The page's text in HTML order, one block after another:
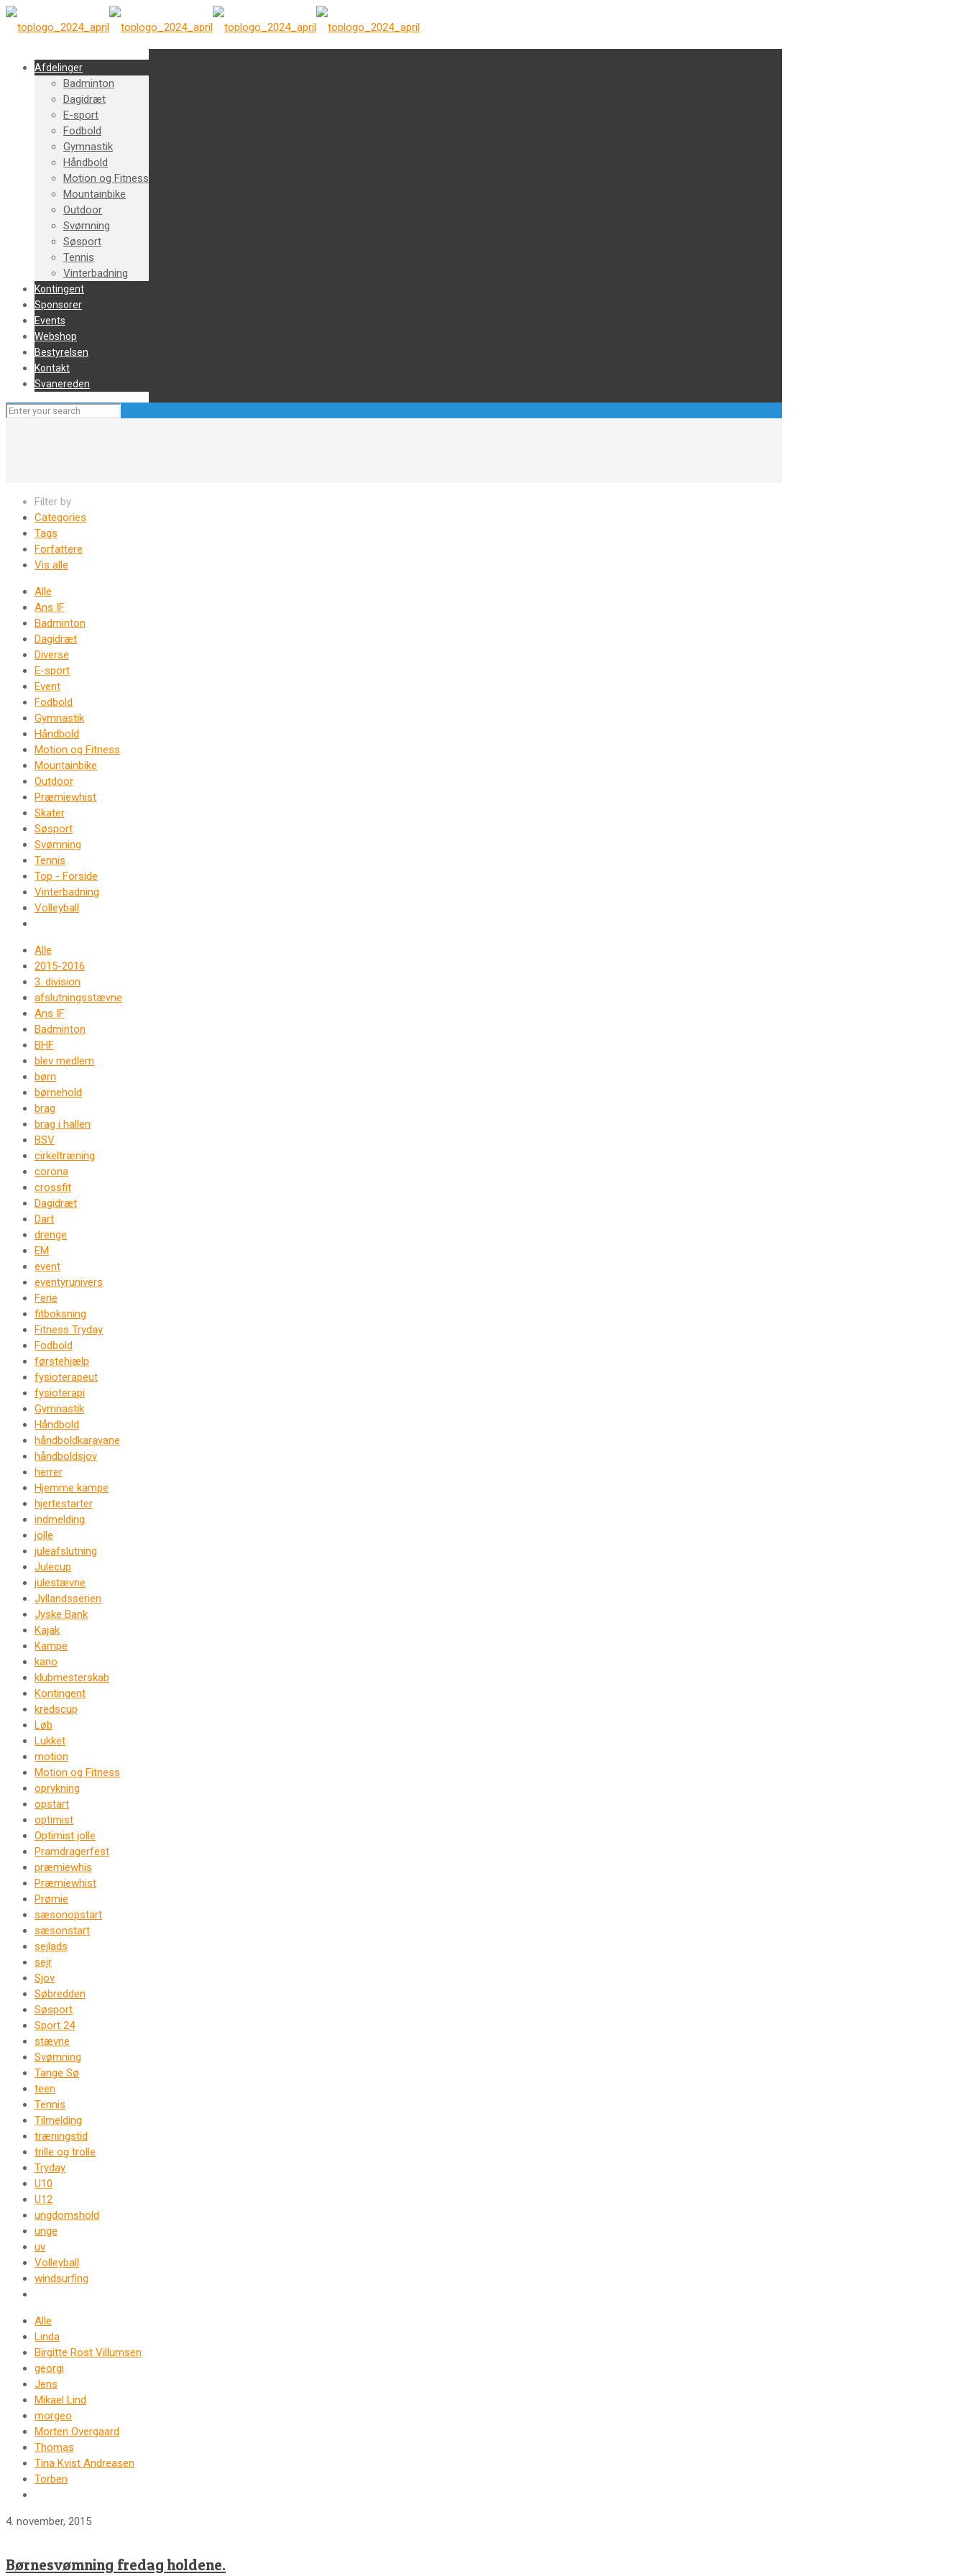
Afdelinger
Badminton
Dagidræt
E-sport
Fodbold
Gymnastik
Håndbold
Motion og Fitness
Mountainbike
Outdoor
Svømning
Søsport
Tennis
Vinterbadning
Kontingent
Sponsorer
Events
Webshop
Bestyrelsen
Kontakt
Svanereden
Filter by
Categories
Tags
Forfattere
Vis alle
Alle
Ans IF
Badminton
Dagidræt
Diverse
E-sport
Event
Fodbold
Gymnastik
Håndbold
Motion og Fitness
Mountainbike
Outdoor
Præmiewhist
Skater
Søsport
Svømning
Tennis
Top - Forside
Vinterbadning
Volleyball
Alle
2015-2016
3. division
afslutningsstævne
Ans IF
Badminton
BHF
blev medlem
børn
børnehold
brag
brag i hallen
BSV
cirkeltræning
corona
crossfit
Dagidræt
Dart
drenge
EM
event
eventyrunivers
Ferie
fitboksning
Fitness Tryday
Fodbold
førstehjælp
fysioterapeut
fysioterapi
Gymnastik
Håndbold
håndboldkaravane
håndboldsjov
herrer
Hjemme kampe
hjertestarter
indmelding
jolle
juleafslutning
Julecup
julestævne
Jyllandsserien
Jyske Bank
Kajak
Kampe
kano
klubmesterskab
Kontingent
kredscup
Løb
Lukket
motion
Motion og Fitness
oprykning
opstart
optimist
Optimist jolle
Pramdragerfest
præmiewhis
Præmiewhist
Prømie
sæsonopstart
sæsonstart
sejlads
sejr
Sjov
Søbredden
Søsport
Sport 24
stævne
Svømning
Tange Sø
teen
Tennis
Tilmelding
træningstid
trille og trolle
Tryday
U10
U12
ungdomshold
unge
uv
Volleyball
windsurfing
Alle
Linda
Birgitte Rost Villumsen
georgi
Jens
Mikael Lind
morgeo
Morten Overgaard
Thomas
Tina Kvist Andreasen
Torben
4. november, 2015
Børnesvømning fredag holdene.